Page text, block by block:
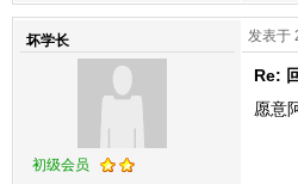
坏学长
初级会员
发表于
Re:
愿意